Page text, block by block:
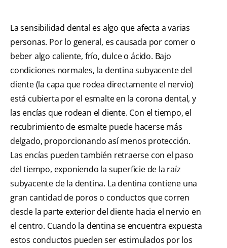
La sensibilidad dental es algo que afecta a varias
personas. Por lo general, es causada por comer o
beber algo caliente, frío, dulce o ácido. Bajo
condiciones normales, la dentina subyacente del
diente (la capa que rodea directamente el nervio)
está cubierta por el esmalte en la corona dental, y
las encías que rodean el diente. Con el tiempo, el
recubrimiento de esmalte puede hacerse más
delgado, proporcionando así menos protección.
Las encías pueden también retraerse con el paso
del tiempo, exponiendo la superficie de la raíz
subyacente de la dentina. La dentina contiene una
gran cantidad de poros o conductos que corren
desde la parte exterior del diente hacia el nervio en
el centro. Cuando la dentina se encuentra expuesta
estos conductos pueden ser estimulados por los